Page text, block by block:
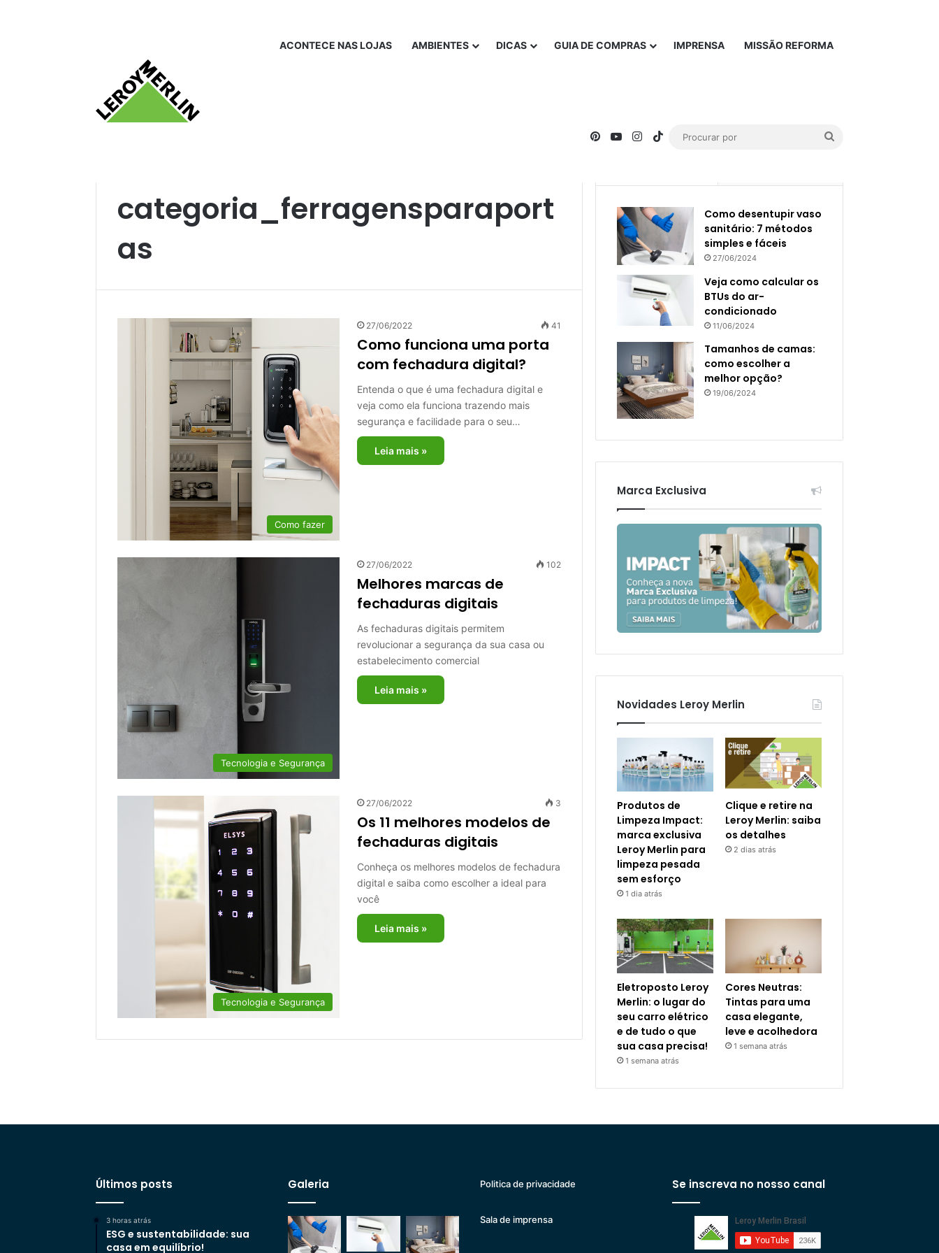
ACONTECE NAS LOJAS AMBIENTES DICAS GUIA DE COMPRAS IMPRENSA MISSÃO REFORMA
PinterestYouTubeInstagram
TikTok
categoria_ferragensparaport
as
Como fazer
27/06/2022 41
Como funciona uma porta
com fechadura digital?
Entenda o que é uma fechadura digital e
veja como ela funciona trazendo mais
segurança e facilidade para o seu…
Leia mais »
Tecnologia e Segurança
27/06/2022 102
Melhores marcas de
fechaduras digitais
As fechaduras digitais permitem
revolucionar a segurança da sua casa ou
estabelecimento comercial
Leia mais »
Tecnologia e Segurança
27/06/2022 3
Os 11 melhores modelos de
fechaduras digitais
Conheça os melhores modelos de fechadura
digital e saiba como escolher a ideal para
você
Leia mais »
Como desentupir vaso
sanitário: 7 métodos
simples e fáceis
27/06/2024
Veja como calcular os
BTUs do ar-
condicionado
11/06/2024
Tamanhos de camas:
como escolher a
melhor opção?
19/06/2024
Marca Exclusiva
Novidades Leroy Merlin
Produtos de
Limpeza Impact:
marca exclusiva
Leroy Merlin para
limpeza pesada
sem esforço
1 dia atrás
Clique e retire na
Leroy Merlin: saiba
os detalhes
2 dias atrás
Eletroposto Leroy
Merlin: o lugar do
seu carro elétrico
e de tudo o que
sua casa precisa!
1 semana atrás
Cores Neutras:
Tintas para uma
casa elegante,
leve e acolhedora
1 semana atrás
Últimos posts
3 horas atrás
ESG e sustentabilidade: sua
casa em equilíbrio!
Galeria Politica de privacidade
Sala de imprensa
Se inscreva no nosso canal